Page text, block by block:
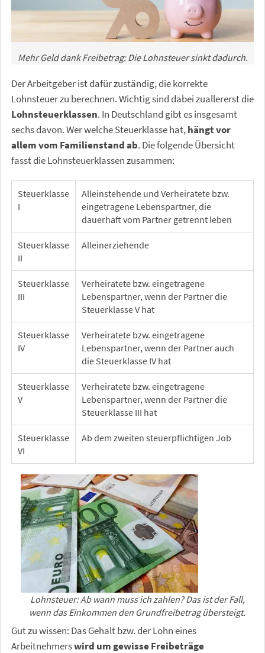
Mehr Geld dank Freibetrag: Die Lohnsteuer sinkt dadurch.
Der Arbeitgeber ist dafür zuständig, die korrekte
Lohnsteuer zu berechnen. Wichtig sind dabei zuallererst die
Lohnsteuerklassen. In Deutschland gibt es insgesamt
sechs davon. Wer welche Steuerklasse hat,hängt vor
allem vom Familienstand ab. Die folgende Übersicht
fasst die Lohnsteuerklassen zusammen:
Steuerklasse
I
Alleinstehende und Verheiratete bzw.
eingetragene Lebenspartner, die
dauerhaft vom Partner getrennt leben
Steuerklasse
II
Alleinerziehende
Steuerklasse
III
Verheiratete bzw. eingetragene
Lebenspartner, wenn der Partner die
Steuerklasse V hat
Steuerklasse
IV
Verheiratete bzw. eingetragene
Lebenspartner, wenn der Partner auch
die Steuerklasse IV hat
Steuerklasse
V
Verheiratete bzw. eingetragene
Lebenspartner, wenn der Partner die
Steuerklasse III hat
Steuerklasse
VI
Ab dem zweiten steuerpflichtigen Job
Lohnsteuer: Ab wann muss ich zahlen? Das ist der Fall,
wenn das Einkommen den Grundfreibetrag übersteigt.
Gut zu wissen: Das Gehalt bzw. der Lohn eines
Arbeitnehmerswird um gewisse Freibeträge